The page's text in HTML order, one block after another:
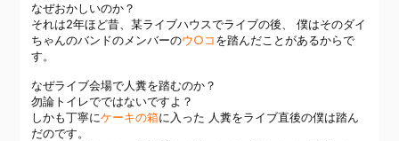
なぜおかしいのか？
それは2年ほど昔、某ライブハウスでライブの後、 僕はそのダイ
ちゃんのバンドのメンバーのウ○コを踏んだことがあるからで
す。
なぜライブ会場で人糞を踏むのか？
勿論トイレでではないですよ？
しかも丁寧にケーキの箱に入った 人糞をライブ直後の僕は踏ん
だのです。